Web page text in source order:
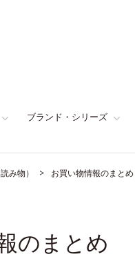
ブランド・シリーズ
み物） お買い物情報のまとめ
のまとめ